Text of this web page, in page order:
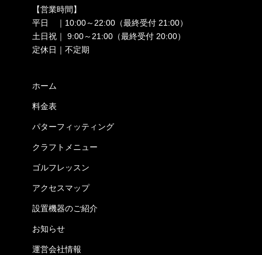
【営業時間】
平日 ｜10:00～22:00（最終受付 21:00）
土日祝｜ 9:00～21:00（最終受付 20:00）
定休日｜不定期
ホーム
料金表
パターフィッティング
クラフトメニュー
ゴルフレッスン
アクセスマップ
設置機器のご紹介
お知らせ
運営会社情報